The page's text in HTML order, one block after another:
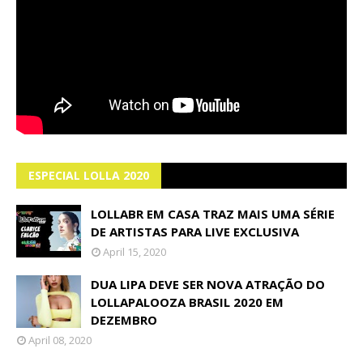
ESPECIAL LOLLA 2020
LOLLABR EM CASA TRAZ MAIS UMA SÉRIE
DE ARTISTAS PARA LIVE EXCLUSIVA
April 15, 2020
DUA LIPA DEVE SER NOVA ATRAÇÃO DO
LOLLAPALOOZA BRASIL 2020 EM
DEZEMBRO
April 08, 2020